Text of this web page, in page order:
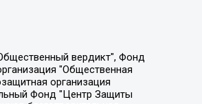
Дудь Юрий Александрович, Елкин Сергей Владимирович, Кругликов Кирилл Игоревич, Сабунаева Мария Леонидовна, Семенов Алексей Владимирович, Шаинян Карен Багратович, Шульман Екатерина Михайловна, Асафьев Артур Валерьевич, Вахштайн Виктор Семенович, Венедиктов Алексей Алексеевич, Лушникова Екатерина Евгеньевна, Волков Леонид Михайлович, Невзоров Александр Глебович, Пархоменко Сергей Борисович, Сироткин Ярослав Николаевич, Кара-Мурза Владимир Владимирович, Баранова Наталья Владимировна, Гозман Леонид Яковлевич, Кагарлицкий Борис Юльевич, Климарев Михаил Валерьевич, Милов Владимир Станиславович, Автономная некоммерческая организация Краснодарский центр современного искусства "Типография", Моргенштерн Алишер Тагирович, Соболь Любовь Эдуардовна, Общество с ограниченной ответственностью "ЛИЗА НОРМ", Каспаров Гарри Кимович, Ходорковский Михаил Борисович, Общество с ограниченной ответственностью "Апрельские тезисы", Данилович Ирина Брониславовна, Кашин Олег Владимирович, Петров Николай Владимирович, Пивоваров Алексей Владимирович, Соколов Михаил Владимирович, Цветкова Юлия Владимировна, Чичваркин Евгений Александрович, Комитет против пыток/Команда против пыток, Общество с ограниченной ответственностью "Первый научный", Общество с ограниченной ответственностью "Вертолет и ко", Белоцерковская Вероника Борисовна, Кац Максим Евгеньевич, Лазарева Татьяна Юрьевна, Шаведдинов Руслан Табризович, Яшин Илья Валерьевич, Общество с ограниченной ответственностью "Иноагент ААВ", Алешковский Дмитрий Петрович, Альбац Евгения Марковна, Быков Дмитрий Львович, Галямина Юлия Евгеньевна, Лойко Сергей Леонидович, Мартынов Кирилл Константинович, Медведев Сергей Александрович, Крашенинников Федор Геннадиевич, Гордеева Катерина Вл